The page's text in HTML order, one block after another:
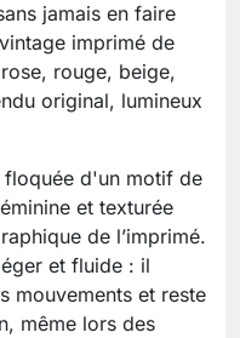
jamais en faire
imprimé de
rouge, beige,
original, lumineux
floquée d'un motif de
et texturée
de l’imprimé.
et fluide : il
mouvements et reste
même lors des